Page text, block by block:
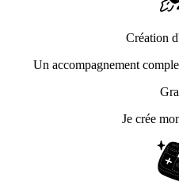
Création
Un accompagnement
Je crée